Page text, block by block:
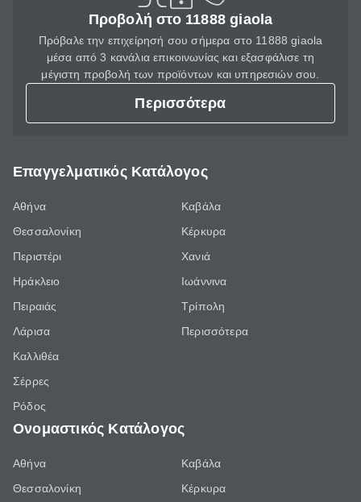
Προβολή στο 11888 giaola
Πρόβαλε την επιχείρησή σου σήμερα στο 11888 giaola
μέσα από 3 κανάλια επικοινωνίας και εξασφάλισε τη
μέγιστη προβολή των προϊόντων και υπηρεσιών σου.
Περισσότερα
Επαγγελματικός Κατάλογος
Αθήνα
Θεσσαλονίκη
Περιστέρι
Ηράκλειο
Πειραιάς
Λάρισα
Καλλιθέα
Σέρρες
Ρόδος
Καβάλα
Κέρκυρα
Χανιά
Ιωάννινα
Τρίπολη
Περισσότερα
Ονομαστικός Κατάλογος
Αθήνα
Θεσσαλονίκη
Καβάλα
Κέρκυρα